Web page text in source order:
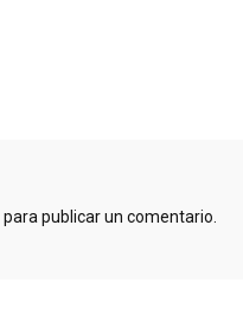
para publicar un comentario.